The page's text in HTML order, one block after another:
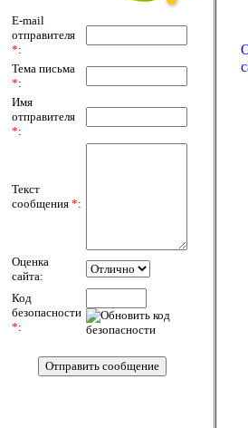
E-mail
отправителя
*:
Тема письма
*:
Имя
отправителя
*:
Текст
сообщения *:
Оценка
сайта:
Код
безопасности
*: